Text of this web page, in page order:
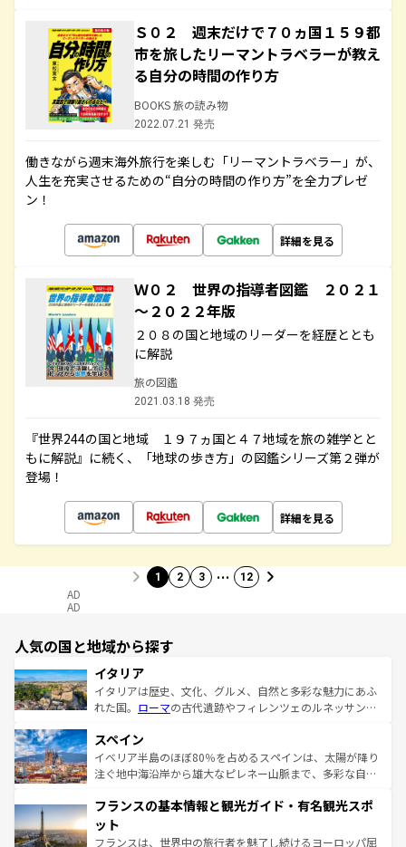
Ｓ０２ 週末だけで７０ヵ国１５９都
市を旅したリーマントラベラーが教え
る自分の時間の作り方
BOOKS 旅の読み物
2022.07.21 発売
働きながら週末海外旅行を楽しむ「リーマントラベラー」が、
人生を充実させるための“自分の時間の作り方”を全力プレゼ
ン！
詳細を見る
Ｗ０２ 世界の指導者図鑑 ２０２１
～２０２２年版
２０８の国と地域のリーダーを経歴ととも
に解説
旅の図鑑
2021.03.18 発売
『世界244の国と地域 １９７ヵ国と４７地域を旅の雑学とと
もに解説』に続く、「地球の歩き方」の図鑑シリーズ第２弾が
登場！
詳細を見る
1 2 3 … 12
AD
AD
人気の国と地域から探す
イタリア
イタリアは歴史、文化、グルメ、自然と多彩な魅力にあふ
れた国。 ローマの古代遺跡やフィレンツェのルネッサンス
ろん、トスカーナの美しい田園風景やアマルフィ海岸の絶
景など、自然景観も見逃せない。観光の合間には、本場の
ピザやパスタなど、絶品のイタリア料理を堪能することも
ませてくれるイタリアで、忘れられない旅をしてみよう！
なお、新着のイタリア情報は
しい。
スペイン
イベリア半島のほぼ80％を占めるスペインは、太陽が降り
注ぐ地中海沿岸から雄大なピレネー山脈まで、多彩な自然
文化が根付くこの国では、情熱的なフラメンコ、熱気あふ
れる闘牛、そして美味しいタパスが生活の一部となってい
る。首都マドリードの洗練された雰囲気や、バルセロナの
フランスの基本情報と観光ガイド・有名観光スポ
ット
フランスは、世界中の旅行者を魅了し続けるヨーロッパ屈